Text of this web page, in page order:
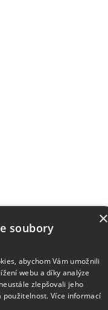
×
soubory
abychom Vám umožnili
webu a díky analýze
zlepšovali jeho
použitelnost.Více informací